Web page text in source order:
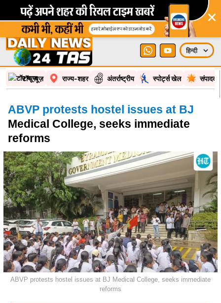
×
टॉप न्यूज़ राज्य-शहर अंतर्राष्ट्रीय स्पोर्ट्स खेल
ABVP protests hostel issues at BJ
Medical College, seeks immediate
reforms
ABVP protests hostel issues at BJ Medical College, seeks immediate
reforms